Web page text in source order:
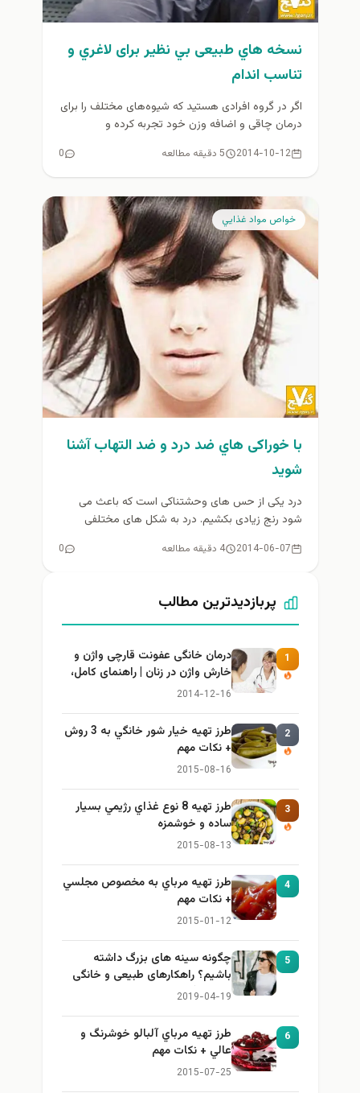
نسخه هاي طبیعی بي نظير برای لاغري و
تناسب اندام
اگر در گروه افرادی هستید كه شیوه‌های مختلف را برای
درمان چاقی و اضافه وزن خود تجربه كرده و
2014-10-12 5 دقیقه مطالعه 0
خواص مواد غذايي
با خوراکی هاي ضد درد و ضد التهاب آشنا
شويد
درد یکی از حس های وحشتناکی است که باعث می
شود رنج زیادی بکشیم. درد به شکل های مختلفی
2014-06-07 4 دقیقه مطالعه 0
پربازدیدترین مطالب
1
درمان خانگی عفونت قارچی واژن و
خارش واژن در زنان | راهنمای کامل،
ایمن و کاربردی
2014-12-16
2
طرز تهيه خیار شور خانگي به 3 روش
+ نكات مهم
2015-08-16
3
طرز تهيه 8 نوع غذاي رژيمي بسيار
ساده و خوشمزه
2015-08-13
4
طرز تهيه مرباي به مخصوص مجلسي
+ نكات مهم
2015-01-12
5
چگونه سینه های بزرگ داشته
باشیم؟ راهکارهای طبیعی و خانگی
برای بزرگ کردن سینه
2019-04-19
6
طرز تهيه مرباي آلبالو خوشرنگ و
عالي + نكات مهم
2015-07-25